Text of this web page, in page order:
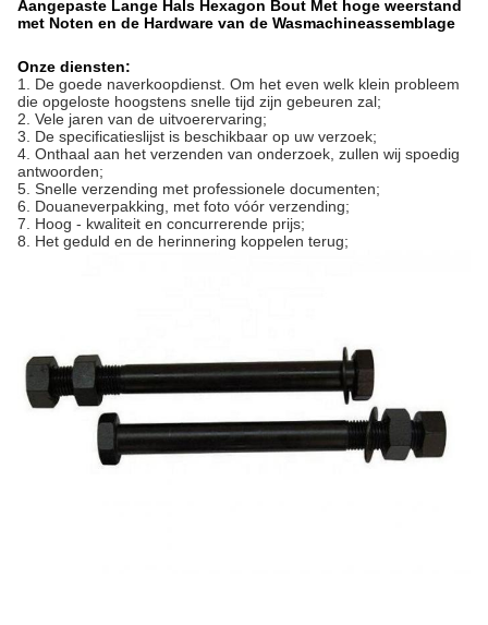
Aangepaste Lange Hals Hexagon Bout Met hoge weerstand
met Noten en de Hardware van de Wasmachineassemblage
Onze diensten:
1. De goede naverkoopdienst. Om het even welk klein probleem
die opgeloste hoogstens snelle tijd zijn gebeuren zal;
2. Vele jaren van de uitvoerervaring;
3. De specificatieslijst is beschikbaar op uw verzoek;
4. Onthaal aan het verzenden van onderzoek, zullen wij spoedig
antwoorden;
5. Snelle verzending met professionele documenten;
6. Douaneverpakking, met foto vóór verzending;
7. Hoog - kwaliteit en concurrerende prijs;
8. Het geduld en de herinnering koppelen terug;